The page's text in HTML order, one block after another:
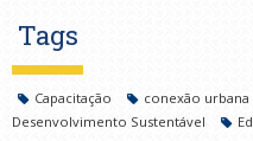
Tags
Capacitação conexão urbana
Desenvolvimento Sustentável